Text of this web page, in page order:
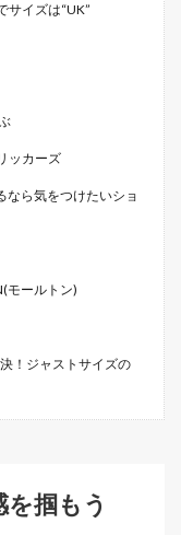
サイズは“UK”
ッカーズ
なら気をつけたいショ
モールトン)
！ジャストサイズの
掴もう